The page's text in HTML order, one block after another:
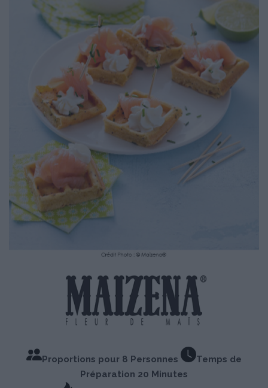
Proportions pour 8 Personnes
Temps de
Préparation 20 Minutes